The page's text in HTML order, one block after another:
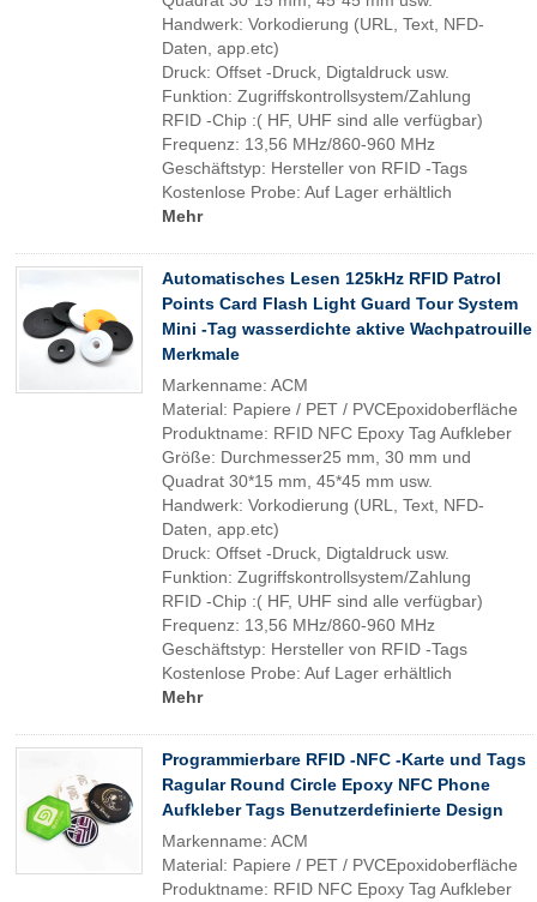
Handwerk: Vorkodierung (URL, Text, NFD-
Daten, app.etc)
Druck: Offset -Druck, Digtaldruck usw.
Funktion: Zugriffskontrollsystem/Zahlung
RFID -Chip :( HF, UHF sind alle verfügbar)
Frequenz: 13,56 MHz/860-960 MHz
Geschäftstyp: Hersteller von RFID -Tags
Kostenlose Probe: Auf Lager erhältlich
Mehr
Automatisches Lesen 125kHz RFID Patrol
Points Card Flash Light Guard Tour System
Mini -Tag wasserdichte aktive Wachpatrouille
Merkmale
Markenname: ACM
Material: Papiere / PET / PVCEpoxidoberfläche
Produktname: RFID NFC Epoxy Tag Aufkleber
Größe: Durchmesser25 mm, 30 mm und
Quadrat 30*15 mm, 45*45 mm usw.
Handwerk: Vorkodierung (URL, Text, NFD-
Daten, app.etc)
Druck: Offset -Druck, Digtaldruck usw.
Funktion: Zugriffskontrollsystem/Zahlung
RFID -Chip :( HF, UHF sind alle verfügbar)
Frequenz: 13,56 MHz/860-960 MHz
Geschäftstyp: Hersteller von RFID -Tags
Kostenlose Probe: Auf Lager erhältlich
Mehr
Programmierbare RFID -NFC -Karte und Tags
Ragular Round Circle Epoxy NFC Phone
Aufkleber Tags Benutzerdefinierte Design
Markenname: ACM
Material: Papiere / PET / PVCEpoxidoberfläche
Produktname: RFID NFC Epoxy Tag Aufkleber